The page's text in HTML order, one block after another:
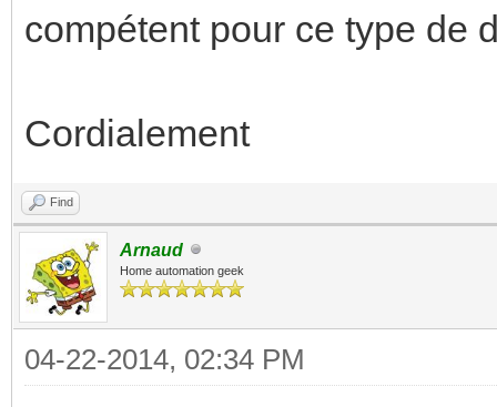
compétent pour ce type de
Cordialement
Find
Arnaud
Home automation geek
04-22-2014, 02:34 PM